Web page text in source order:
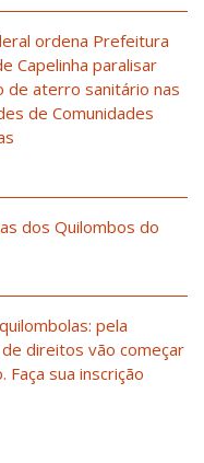
ordena Prefeitura
Capelinha paralisar
de aterro sanitário nas
de Comunidades
dos Quilombos do
pela
direitos vão começar
Faça sua inscrição